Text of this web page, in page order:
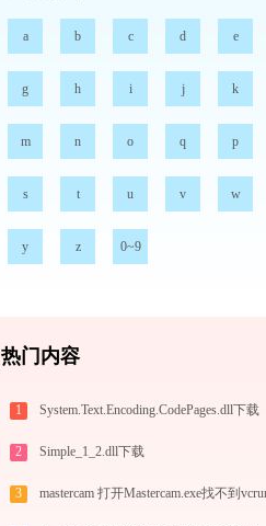
a b c d e
g h i j k
m n o q p
s t u v w
y z 0~9
热门内容
1 System.Text.Encoding.CodePages.dll下载
2 Simple_1_2.dll下载
3